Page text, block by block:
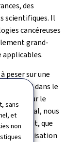
sans
et
non
des
scientifiques. Il
cancéreuses
grand-
applicables.
peser sur une
à l'oubli dans le
pour le
ducal, nous
au crédit, que
la réalisation